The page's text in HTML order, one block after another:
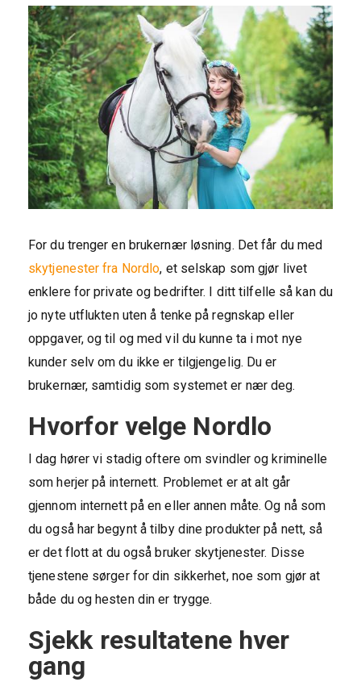
For du trenger en brukernær løsning. Det får du med
skytjenester fra Nordlo, et selskap som gjør livet
enklere for private og bedrifter. I ditt tilfelle så kan du
jo nyte utflukten uten å tenke på regnskap eller
oppgaver, og til og med vil du kunne ta i mot nye
kunder selv om du ikke er tilgjengelig. Du er
brukernær, samtidig som systemet er nær deg.
Hvorfor velge Nordlo
I dag hører vi stadig oftere om svindler og kriminelle
som herjer på internett. Problemet er at alt går
gjennom internett på en eller annen måte. Og nå som
du også har begynt å tilby dine produkter på nett, så
er det flott at du også bruker skytjenester. Disse
tjenestene sørger for din sikkerhet, noe som gjør at
både du og hesten din er trygge.
Sjekk resultatene hver
gang